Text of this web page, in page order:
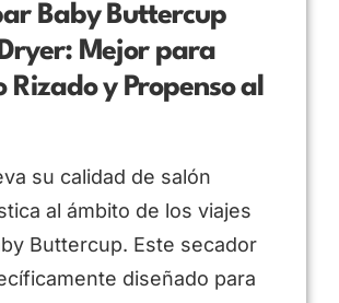
Baby Buttercup
Mejor para
Rizado y Propenso al
su calidad de salón
al ámbito de los viajes
Buttercup. Este secador
diseñado para